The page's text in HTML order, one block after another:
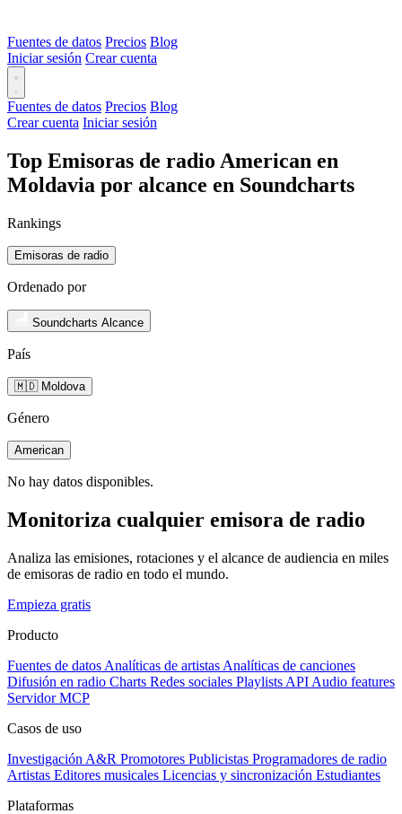
Fuentes de datos Precios Blog
Iniciar sesión Crear cuenta
Fuentes de datos Precios Blog
Crear cuenta Iniciar sesión
Top Emisoras de radio American en
Moldavia por alcance en Soundcharts
Rankings
Emisoras de radio
Ordenado por
Soundcharts Alcance
País
🇲🇩 Moldova
Género
American
No hay datos disponibles.
Monitoriza cualquier emisora de radio
Analiza las emisiones, rotaciones y el alcance de audiencia en miles
de emisoras de radio en todo el mundo.
Empieza gratis
Producto
Fuentes de datos Analíticas de artistas Analíticas de canciones
Difusión en radio Charts Redes sociales Playlists API Audio features
Servidor MCP
Casos de uso
Investigación A&R Promotores Publicistas Programadores de radio
Artistas Editores musicales Licencias y sincronización Estudiantes
Plataformas